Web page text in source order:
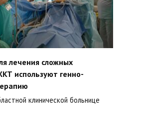
лечения сложных
используют генно-
клинической больнице